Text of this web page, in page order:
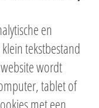
en
tekstbestand
wordt
tablet of
met een